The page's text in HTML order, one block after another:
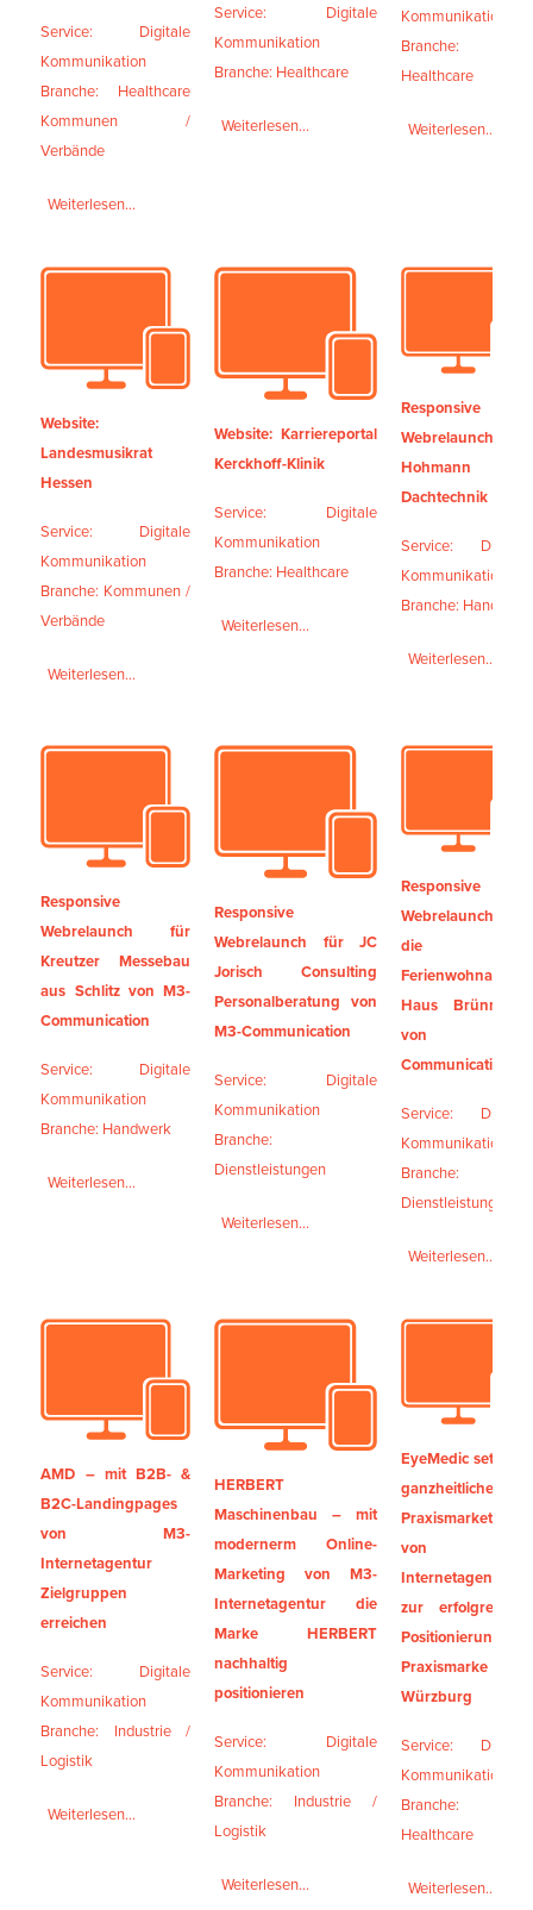
Service: Digitale
Kommunikation
Branche: Healthcare
Kommunen /
Verbände
Weiterlesen...
Service: Digitale
Kommunikation
Branche: Healthcare
Weiterlesen...
Kommunikation
Branche:
Healthcare
Weiterlesen...
Website:
Landesmusikrat
Hessen
Service: Digitale
Kommunikation
Branche: Kommunen /
Verbände
Weiterlesen...
Website: Karriereportal
Kerckhoff-Klinik
Service: Digitale
Kommunikation
Branche: Healthcare
Weiterlesen...
Responsive
Webrelaunch für
Hohmann
Dachtechnik
Service: Digitale
Kommunikation
Branche: Handwerk
Weiterlesen...
Responsive
Webrelaunch für
Kreutzer Messebau
aus Schlitz von M3-
Communication
Service: Digitale
Kommunikation
Branche: Handwerk
Weiterlesen...
Responsive
Webrelaunch für JC
Jorisch Consulting
Personalberatung von
M3-Communication
Service: Digitale
Kommunikation
Branche:
Dienstleistungen
Weiterlesen...
Responsive
Webrelaunch für
die
Ferienwohnanlage
Haus Brünnstein
von M3-
Communication
Service: Digitale
Kommunikation
Branche:
Dienstleistungen
Weiterlesen...
AMD – mit B2B- &
B2C-Landingpages
von M3-
Internetagentur
Zielgruppen
erreichen
Service: Digitale
Kommunikation
Branche: Industrie /
Logistik
Weiterlesen...
HERBERT
Maschinenbau – mit
modernerm Online-
Marketing von M3-
Internetagentur die
Marke HERBERT
nachhaltig
positionieren
Service: Digitale
Kommunikation
Branche: Industrie /
Logistik
Weiterlesen...
EyeMedic setzt auf
ganzheitliches
Praxismarketing
von M3-
Internetagentur
zur erfolgreichen
Positionierung der
Praxismarke in
Würzburg
Service: Digitale
Kommunikation
Branche:
Healthcare
Weiterlesen...